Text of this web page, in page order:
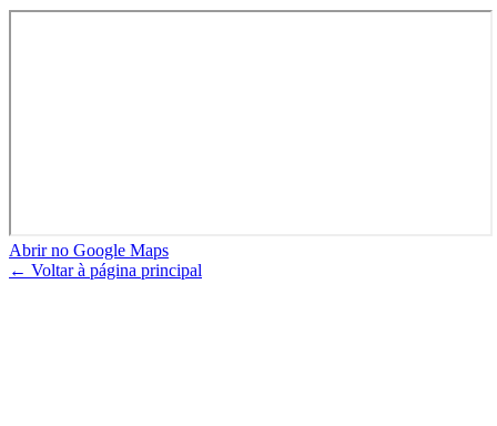
Abrir no Google Maps
← Voltar à página principal